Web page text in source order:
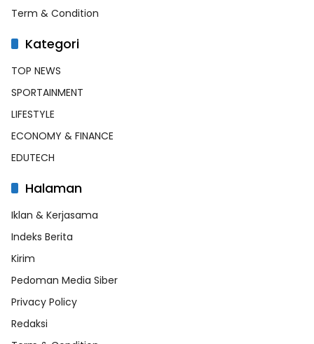
Term & Condition
Kategori
TOP NEWS
SPORTAINMENT
LIFESTYLE
ECONOMY & FINANCE
EDUTECH
Halaman
Iklan & Kerjasama
Indeks Berita
Kirim
Pedoman Media Siber
Privacy Policy
Redaksi